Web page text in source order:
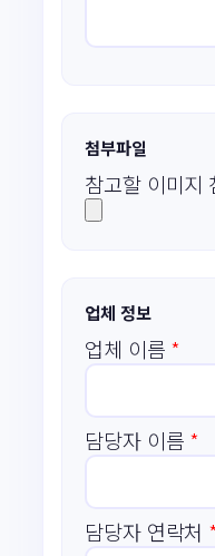
첨부파일
참고할 이미지
업체 정보
업체 이름 *
담당자 이름 *
담당자 연락처 *